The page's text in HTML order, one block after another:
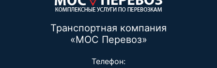
Транспортная компания
«МОС Перевоз»
Телефон: